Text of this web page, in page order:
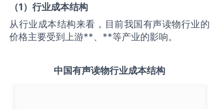
（1）行业成本结构
从行业成本结构来看，目前我国有声读物行业的
价格主要受到上游**、**等产业的影响。
中国有声读物行业成本结构